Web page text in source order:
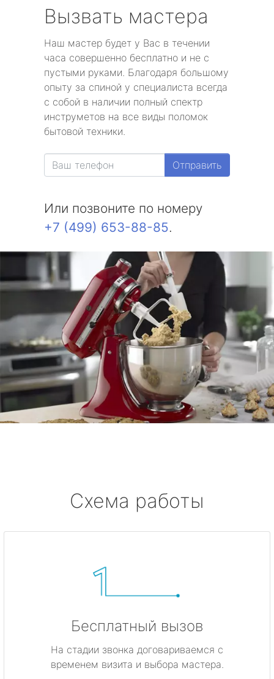
Вызвать мастера
Наш мастер будет у Вас в течении
часа совершенно бесплатно и не с
пустыми руками. Благодаря большому
опыту за спиной у специалиста всегда
с собой в наличии полный спектр
инструметов на все виды поломок
бытовой техники.
Отправить
Или позвоните по номеру
+7 (499) 653-88-85.
Схема работы
Бесплатный вызов
На стадии звонка договариваемся с
временем визита и выбора мастера.